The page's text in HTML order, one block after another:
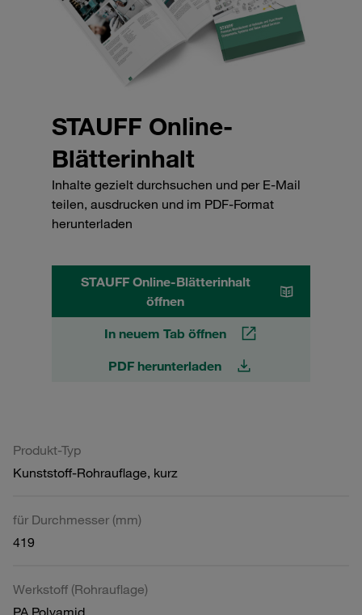
STAUFF Online-
Blätterinhalt
Inhalte gezielt durchsuchen und per E-Mail
teilen, ausdrucken und im PDF-Format
herunterladen
STAUFF Online-Blätterinhalt
öffnen
In neuem Tab öffnen
PDF herunterladen
Produkt-Typ
Kunststoff-Rohrauflage, kurz
für Durchmesser (mm)
419
Werkstoff (Rohrauflage)
PA Polyamid